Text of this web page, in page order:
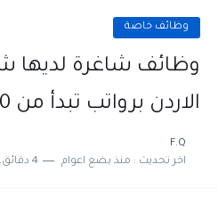
وظائف خاصة
وظائف شاغرة لديها
الاردن برواتب تبدأ من 350
F.Q
اخر تحديث : منذ بضع اعوام 4 دقائق للقراءة